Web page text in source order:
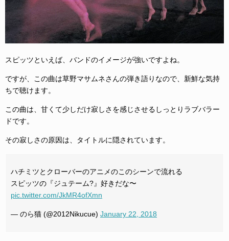
スピッツといえば、バンドのイメージが強いですよね。
ですが、この曲は草野マサムネさんの弾き語りなので、新鮮な気持
ちで聴けます。
この曲は、甘くて少しだけ寂しさを感じさせるしっとりラブバラー
ドです。
その寂しさの原因は、タイトルに隠されています。
ハチミツとクローバーのアニメのこのシーンで流れる
スピッツの『ジュテーム?』好きだな〜
pic.twitter.com/JkMR4ofXmn
— のら猫 (@2012Nikucue) January 22, 2018